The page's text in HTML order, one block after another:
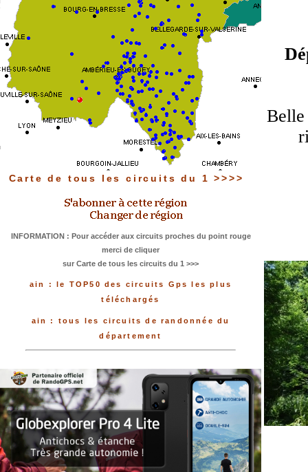
Carte de tous les circuits du 1 >>>>
INFORMATION : Pour accéder aux circuits proches du point rouge
merci de cliquer
sur Carte de tous les circuits du 1 >>>
ain : le TOP50 des circuits Gps les plus
téléchargés
ain : tous les circuits de randonnée du
département
Belle